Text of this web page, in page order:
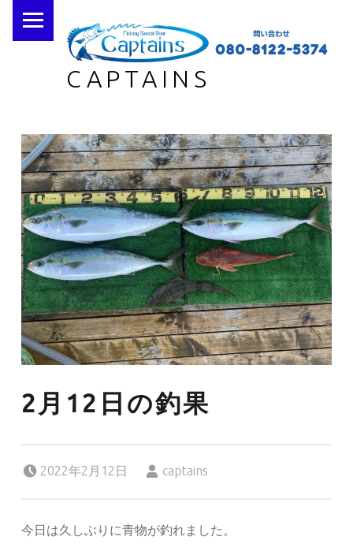
CAPTAINS
2月12日の釣果
2022年2月12日
captains
今日は久しぶりに青物が釣れました。